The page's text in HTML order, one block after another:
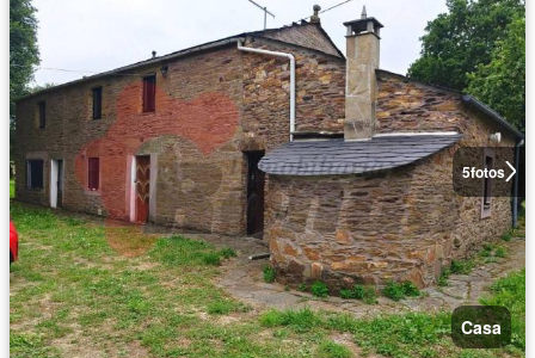
5fotos
Casa